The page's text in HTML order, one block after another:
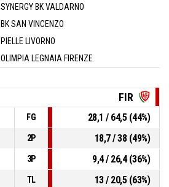
SYNERGY BK VALDARNO
BK SAN VINCENZO
PIELLE LIVORNO
OLIMPIA LEGNAIA FIRENZE
FIR
FG
28,1 / 64,5 (44%)
2P
18,7 / 38 (49%)
3P
9,4 / 26,4 (36%)
TL
13 / 20,5 (63%)